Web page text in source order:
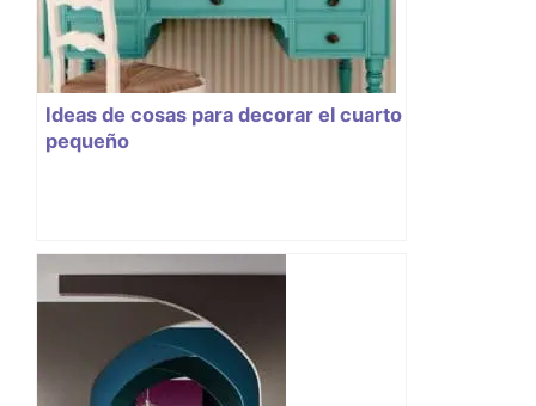
Ideas de cosas para decorar el cuarto
pequeño